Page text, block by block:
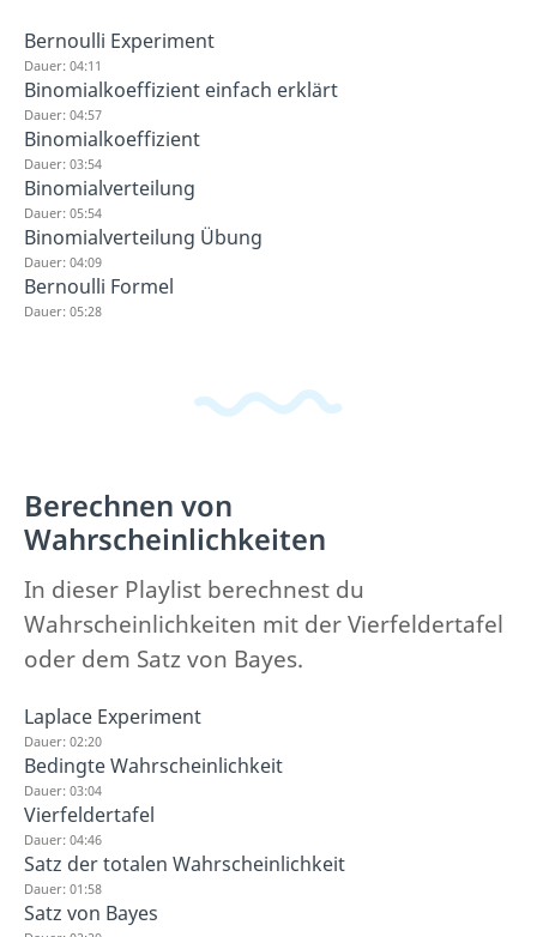
Bernoulli Experiment
Dauer: 04:11
Binomialkoeffizient einfach erklärt
Dauer: 04:57
Binomialkoeffizient
Dauer: 03:54
Binomialverteilung
Dauer: 05:54
Binomialverteilung Übung
Dauer: 04:09
Bernoulli Formel
Dauer: 05:28
Berechnen von
Wahrscheinlichkeiten
In dieser Playlist berechnest du
Wahrscheinlichkeiten mit der Vierfeldertafel
oder dem Satz von Bayes.
Laplace Experiment
Dauer: 02:20
Bedingte Wahrscheinlichkeit
Dauer: 03:04
Vierfeldertafel
Dauer: 04:46
Satz der totalen Wahrscheinlichkeit
Dauer: 01:58
Satz von Bayes